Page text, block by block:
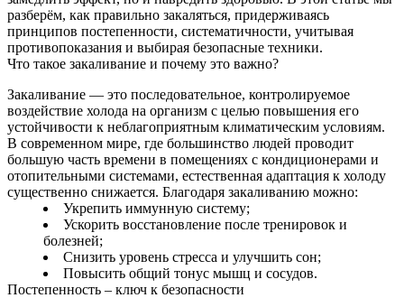
разберём, как правильно закаляться, придерживаясь
принципов постепенности, систематичности, учитывая
противопоказания и выбирая безопасные техники.
Что такое закаливание и почему это важно?
Закаливание — это последовательное, контролируемое
воздействие холода на организм с целью повышения его
устойчивости к неблагоприятным климатическим условиям.
В современном мире, где большинство людей проводит
большую часть времени в помещениях с кондиционерами и
отопительными системами, естественная адаптация к холоду
существенно снижается. Благодаря закаливанию можно:
Укрепить иммунную систему;
Ускорить восстановление после тренировок и
болезней;
Снизить уровень стресса и улучшить сон;
Повысить общий тонус мышц и сосудов.
Постепенность – ключ к безопасности